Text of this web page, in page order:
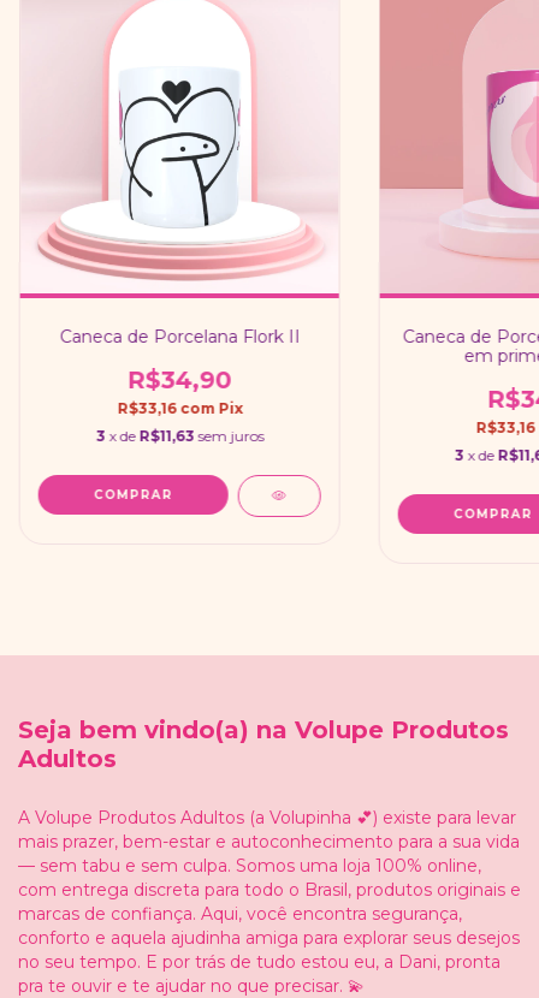
Caneca de Porcelana Flork II
R$34,90
R$33,16 com Pix
3 x de R$11,63 sem juros
Caneca de
em
R$33,16
3 x de
Seja bem vindo(a) na Volupe Produtos
Adultos
A Volupe Produtos Adultos (a Volupinha 💕) existe para levar
mais prazer, bem-estar e autoconhecimento para a sua vida
— sem tabu e sem culpa. Somos uma loja 100% online,
com entrega discreta para todo o Brasil, produtos originais e
marcas de confiança. Aqui, você encontra segurança,
conforto e aquela ajudinha amiga para explorar seus desejos
no seu tempo. E por trás de tudo estou eu, a Dani, pronta
pra te ouvir e te ajudar no que precisar. 💫